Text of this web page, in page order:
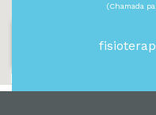
(Chamada